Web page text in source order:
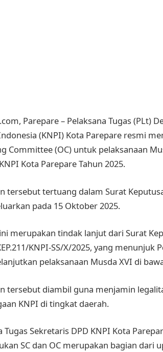
Parepare – Pelaksana Tugas (PLt)
(KNPI) Kota Parepare resmi
Committee (OC) untuk pelaksanaan
Kota Parepare Tahun 2025.
tersebut tertuang dalam Surat
pada 15 Oktober 2025.
merupakan tindak lanjut dari Surat
KNPI-SS/X/2025, yang menunjuk
pelaksanaan Musda XVI di
tersebut diambil guna menjamin
KNPI di tingkat daerah.
Tugas Sekretaris DPD KNPI Kota
SC dan OC merupakan bagian dari